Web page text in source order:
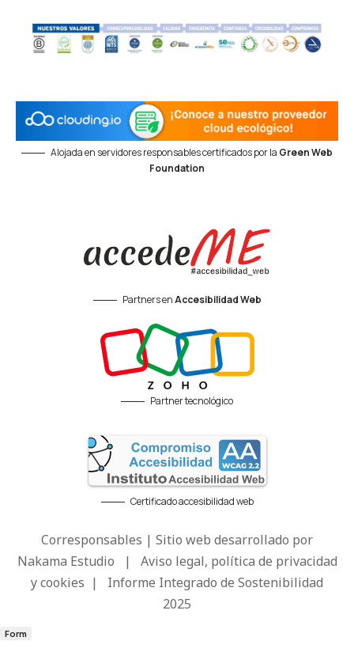
Alojada en servidores responsables certificados por la Green Web
Foundation
Partners enAccesibilidad Web
Partner tecnológico
Certificado accesibilidad web
Corresponsables | Sitio web desarrollado por
Nakama Estudio | Aviso legal, política de privacidad
y cookies | Informe Integrado de Sostenibilidad
2025
Form